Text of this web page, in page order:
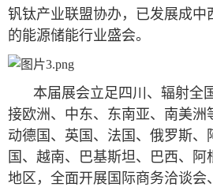
钒钛产业联盟协办，已发展成中
的能源储能行业盛会。
本届展会立足四川、辐射全
接欧洲、中东、东南亚、南美洲
动德国、英国、法国、俄罗斯、
国、越南、巴基斯坦、巴西、阿
地区，全面开展国际商务洽谈会